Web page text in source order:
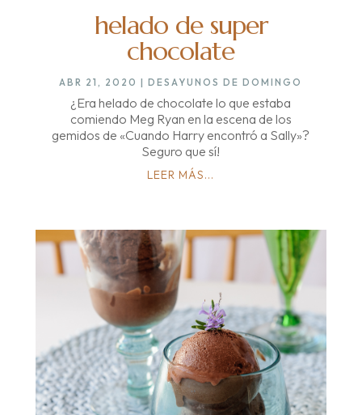
helado de super
chocolate
ABR 21, 2020 |DESAYUNOS DE DOMINGO
¿Era helado de chocolate lo que estaba
comiendo Meg Ryan en la escena de los
gemidos de «Cuando Harry encontró a Sally»?
Seguro que sí!
LEER MÁS...